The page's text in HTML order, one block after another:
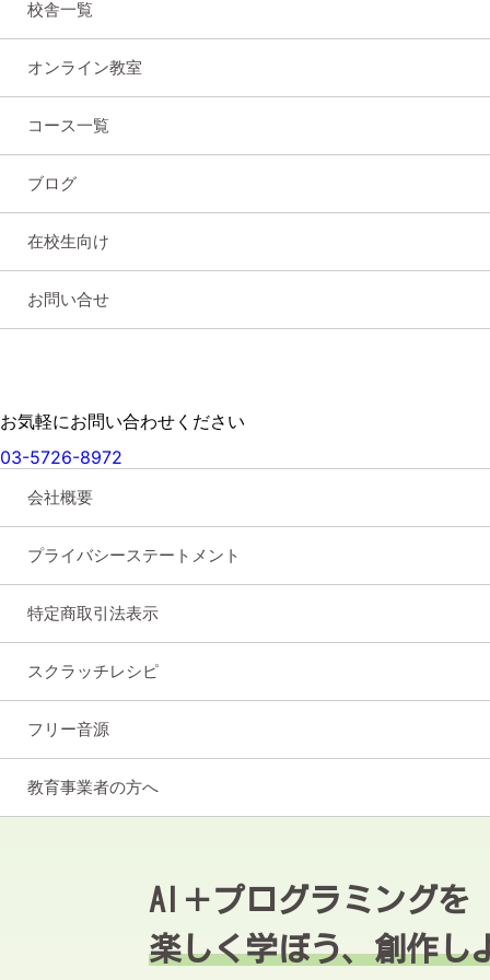
校舎一覧
オンライン教室
コース一覧
ブログ
在校生向け
お問い合せ
お気軽にお問い合わせください
03-5726-8972
会社概要
プライバシーステートメント
特定商取引法表示
スクラッチレシピ
フリー音源
教育事業者の方へ
AI＋プログラミングを
楽しく学ぼう、創作し